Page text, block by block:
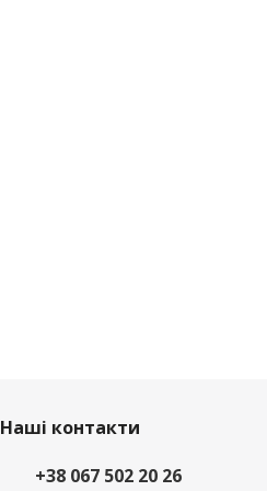
Наші контакти
+38 067 502 20 26